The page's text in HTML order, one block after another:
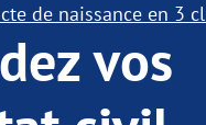
de naissance en 3
vos